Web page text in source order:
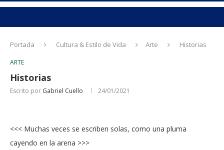
Portada Cultura & Estilo de Vida Arte Historias
ARTE
Historias
Escrito por Gabriel Cuello 24/01/2021
<<< Muchas veces se escriben solas, como una pluma
cayendo en la arena >>>